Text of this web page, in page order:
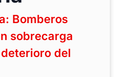
Bomberos
sobrecarga
del